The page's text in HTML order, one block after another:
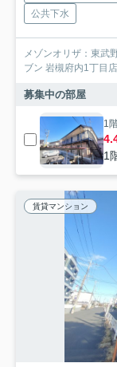
公共下水
メゾンオリザ：東武
ブン 岩槻府内1丁目
募集中の部屋
1
1
賃貸マンション